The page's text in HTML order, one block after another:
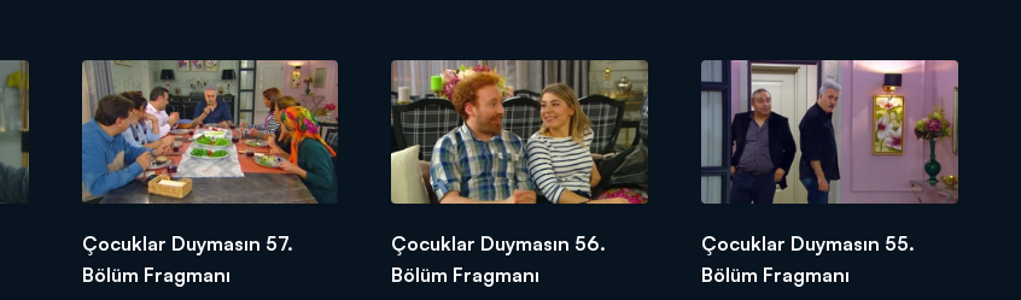
Çocuklar Duymasın 57.
Bölüm Fragmanı
Çocuklar Duymasın 56.
Bölüm Fragmanı
Çocuklar Duymasın 55.
Bölüm Fragmanı